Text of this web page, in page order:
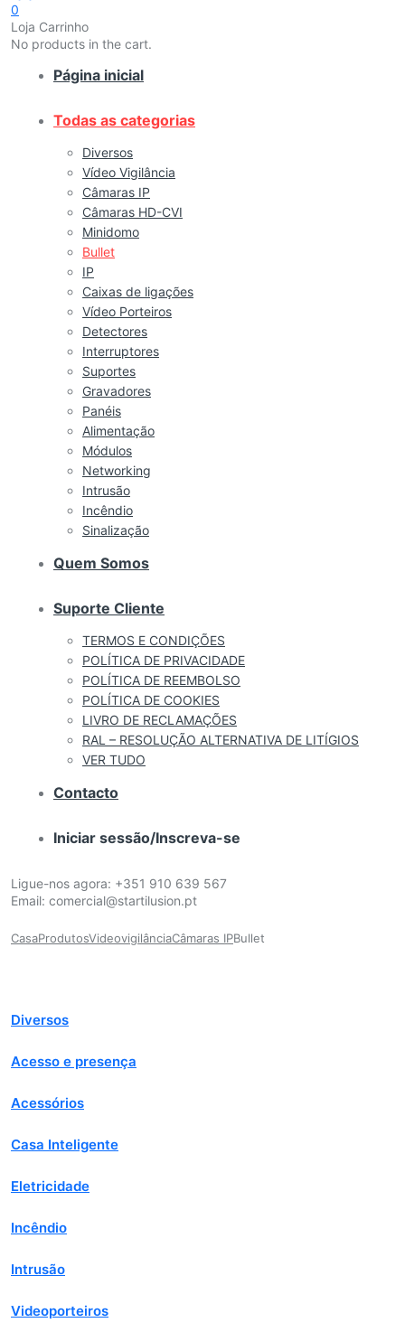
0
Loja Carrinho
No products in the cart.
Página inicial
Todas as categorias
Diversos
Vídeo Vigilância
Câmaras IP
Câmaras HD-CVI
Minidomo
Bullet
IP
Caixas de ligações
Vídeo Porteiros
Detectores
Interruptores
Suportes
Gravadores
Panéis
Alimentação
Módulos
Networking
Intrusão
Incêndio
Sinalização
Quem Somos
Suporte Cliente
TERMOS E CONDIÇÕES
POLÍTICA DE PRIVACIDADE
POLÍTICA DE REEMBOLSO
POLÍTICA DE COOKIES
LIVRO DE RECLAMAÇÕES
RAL – RESOLUÇÃO ALTERNATIVA DE LITÍGIOS
VER TUDO
Contacto
Iniciar sessão/Inscreva-se
Ligue-nos agora: +351 910 639 567
Email: comercial@startilusion.pt
CasaProdutosVideovigilânciaCâmaras IPBullet
Diversos
Acesso e presença
Acessórios
Casa Inteligente
Eletricidade
Incêndio
Intrusão
Videoporteiros